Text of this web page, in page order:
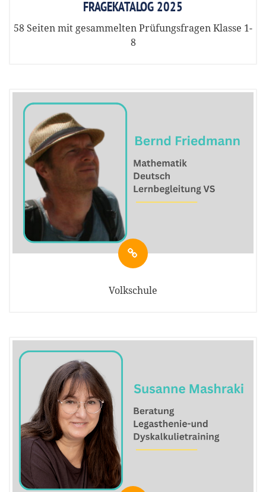
FRAGEKATALOG 2025
58 Seiten mit gesammelten Prüfungsfragen Klasse 1-
8
Volkschule